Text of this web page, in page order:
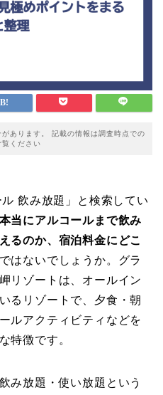
あります。 記載の情報は調査時点での
ください
飲み放題」と検索してい
本当にアルコールまで飲み
るのか、宿泊料金にどこ
はないでしょうか。グラ
リゾートは、オールイン
るリゾートで、夕食・朝
ルアクティビティなどを
特徴です。
み放題・使い放題という